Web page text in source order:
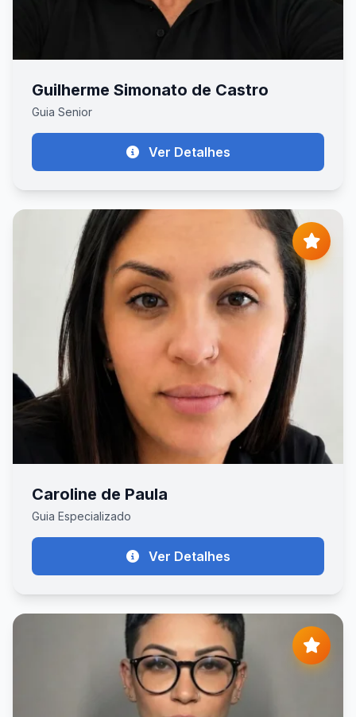
Guilherme Simonato de Castro
Guia Senior
Ver Detalhes
Caroline de Paula
Guia Especializado
Ver Detalhes